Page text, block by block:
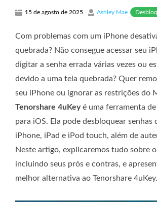
15 de agosto de 2025 Ashley Mae
Com problemas com um iPhone
quebrada? Não consegue acessar seu
digitar a senha errada várias vezes ou
devido a uma tela quebrada? Quer
seu iPhone ou ignorar as restrições do
Tenorshare 4uKeyé uma ferramenta
para iOS. Ela pode desbloquear senhas
iPhone, iPad e iPod touch, além de
Neste artigo, explicaremos tudo sobre o
incluindo seus prós e contras, e
melhor alternativa ao Tenorshare 4uKey.